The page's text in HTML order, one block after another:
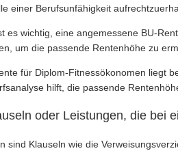
einer Berufsunfähigkeit
es wichtig, eine angemessene BU-
um die passende Rentenhöhe zu
für Diplom-Fitnessökonomen liegt
hilft, die passende
oder Leistungen, die bei
sind Klauseln wie die